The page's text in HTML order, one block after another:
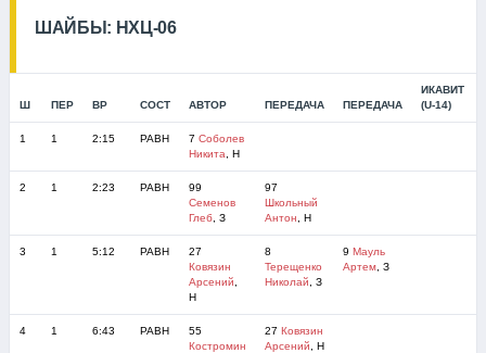
ШАЙБЫ: НХЦ-06
Ш ПЕР ВР СОСТ АВТОР ПЕРЕДАЧА ПЕРЕДАЧА
ИКАВИТ
(U-14)
1 1 2:15 РАВН 7 Соболев
Никита , Н
2 1 2:23 РАВН
99
Семенов
Глеб, З
97
Школьный
Антон , Н
3 1 5:12 РАВН
27
Ковязин
Арсений
Н
8
Терещенко
Николай , З
9 Мауль
Артем, З
4 1 6:43 РАВН
55
Костромин
27 Ковязин
Арсений , Н